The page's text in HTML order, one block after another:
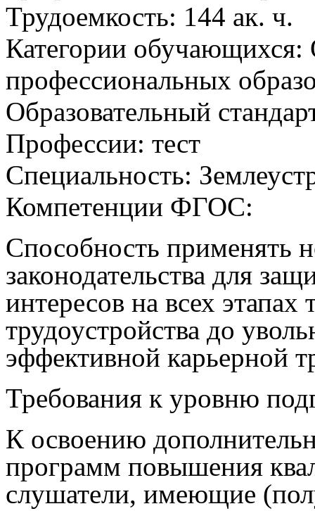
Трудоемкость: 144 ак. ч.
Категории обучающихся:
профессиональных
Образовательный
Профессии: тест
Специальность:
Компетенции ФГОС:
Способность применять
законодательства для
интересов на всех этапах
трудоустройства до
эффективной карьерной
Требования к уровню
К освоению
программ повышения
слушатели, имеющие